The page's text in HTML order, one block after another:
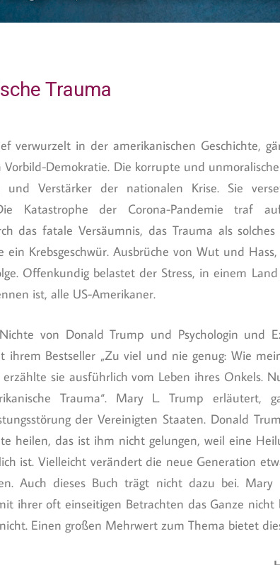
Trauma
verwurzelt in der amerikanischen Geschichte,
Demokratie. Die korrupte und
und Verstärker der nationalen Krise. Sie
Katastrophe der Corona-Pandemie traf
das fatale Versäumnis, das Trauma als
ein Krebsgeschwür. Ausbrüche von Wut und
Offenkundig belastet der Stress, in einem
ist, alle US-Amerikaner.
von Donald Trump und Psychologin und
ihrem Bestseller „Zu viel und nie genug: Wie
sie ausführlich vom Leben ihres Onkels.
Trauma“. Mary L. Trump erläutert,
der Vereinigten Staaten. Donald
heilen, das ist ihm nicht gelungen, weil eine
ist. Vielleicht verändert die neue Generation
Auch dieses Buch trägt nicht dazu bei.
ihrer oft einseitigen Betrachten das Ganze nicht
Einen großen Mehrwert zum Thema bietet